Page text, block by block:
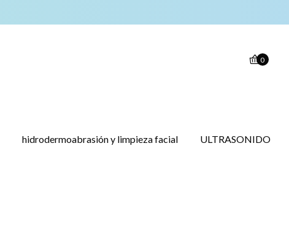
0
hidrodermoabrasión y limpieza facial ULTRASONIDO